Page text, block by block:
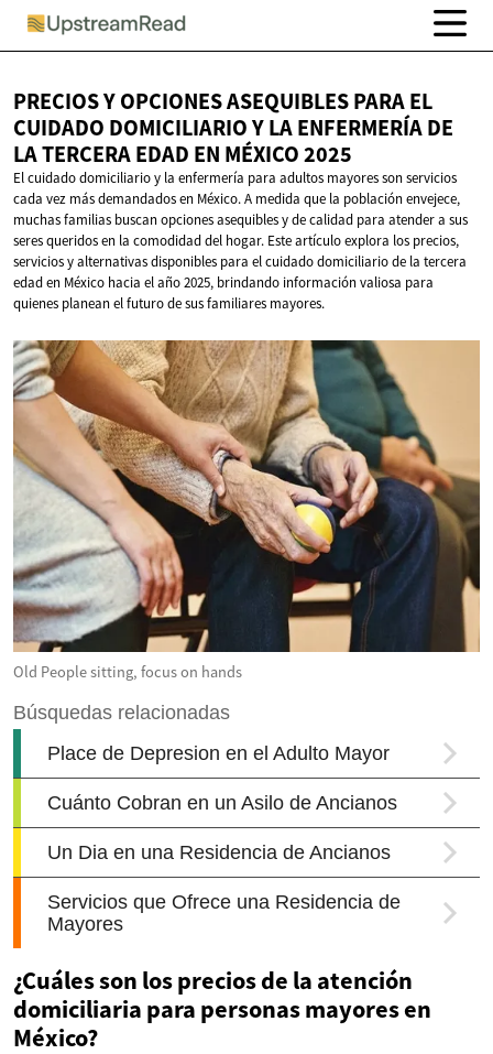
PRECIOS Y OPCIONES ASEQUIBLES PARA EL
CUIDADO DOMICILIARIO Y LA ENFERMERÍA DE
LA TERCERA EDAD EN MÉXICO 2025
El cuidado domiciliario y la enfermería para adultos mayores son servicios
cada vez más demandados en México. A medida que la población envejece,
muchas familias buscan opciones asequibles y de calidad para atender a sus
seres queridos en la comodidad del hogar. Este artículo explora los precios,
servicios y alternativas disponibles para el cuidado domiciliario de la tercera
edad en México hacia el año 2025, brindando información valiosa para
quienes planean el futuro de sus familiares mayores.
Old People sitting, focus on hands
¿Cuáles son los precios de la atención
domiciliaria para personas mayores en
México?